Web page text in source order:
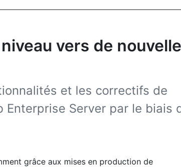
vers de
et les correctifs de
Server par le biais
grâce aux mises en production de